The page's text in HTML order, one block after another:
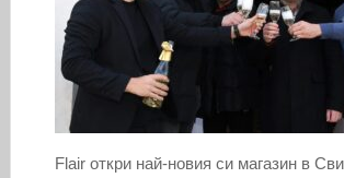
Flair откри най-новия си магазин в